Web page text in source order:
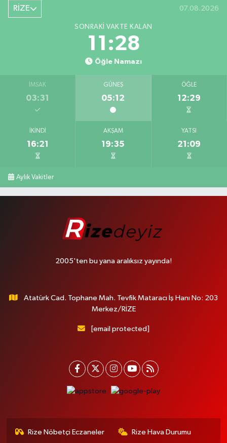
RİZE 07.08.2026
SONRAKI VAKTE KALAN
11:27
Öğle Namazı
İMSAK
03:31
GÜNEŞ
05:12
ÖĞLE
12:29
İKINDI
16:21
AKŞAM
19:35
YATSI
21:09
Aylık Vakitler
2005'ten bu yana aralıksız yayında!
Atatürk Cad. Tophane Mah. Tevfik Mataracı İş Hanı No: 203
Merkez/RİZE
[email protected]
Rize Nöbetçi Eczaneler Rize Hava Durumu